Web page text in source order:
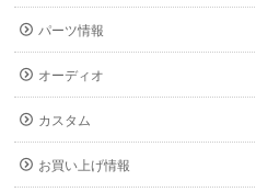
パーツ情報
オーディオ
カスタム
お買い上げ情報